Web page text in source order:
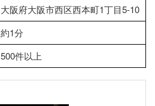
大阪府大阪市西区西本町1丁目5-10
約1分
500件以上